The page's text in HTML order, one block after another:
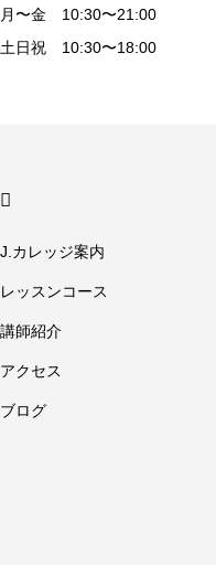
月〜金 10:30〜21:00
土日祝 10:30〜18:00
J.カレッジ案内
レッスンコース
講師紹介
アクセス
ブログ